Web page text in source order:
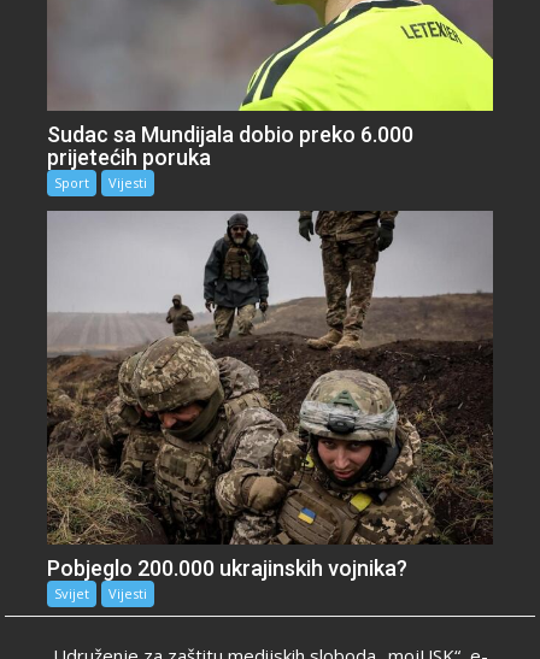
Sudac sa Mundijala dobio preko 6.000
prijetećih poruka
Sport Vijesti
Pobjeglo 200.000 ukrajinskih vojnika?
Svijet Vijesti